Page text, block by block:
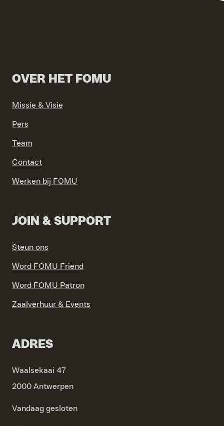
OVER HET FOMU
Missie & Visie
Pers
Team
Contact
Werken bij FOMU
JOIN & SUPPORT
Steun ons
Word FOMU Friend
Word FOMU Patron
Zaalverhuur & Events
ADRES
Waalsekaai 47
2000 Antwerpen
Vandaag gesloten
VIND EXPO’S, ACTIVITEITEN & INFORMATIE